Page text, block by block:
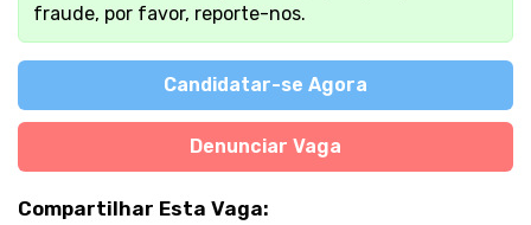
fraude, por favor, reporte-nos.
Candidatar-se Agora
Denunciar Vaga
Compartilhar Esta Vaga: